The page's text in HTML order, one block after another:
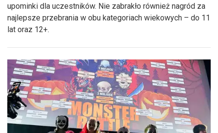
upominki dla uczestników. Nie zabrakło również nagród za
najlepsze przebrania w obu kategoriach wiekowych – do 11
lat oraz 12+.